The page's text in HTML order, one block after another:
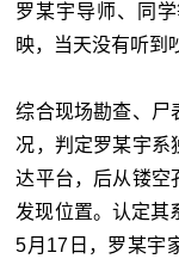
罗某宇导师、同
映，当天没有听到
综合现场勘查、尸
况，判定罗某宇系
达平台，后从镂空
发现位置。认定其
5月17日，罗某宇